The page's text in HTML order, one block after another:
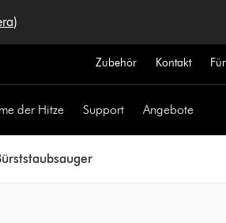
Zubehör Kontakt
der Hitze Support Angebote